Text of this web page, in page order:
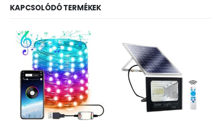
KAPCSOLÓDÓ TERMÉKEK